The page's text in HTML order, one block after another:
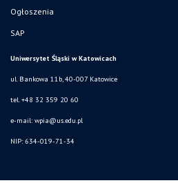
Ogłoszenia
SAP
Uniwersytet Śląski w Katowicach
ul. Bankowa 11b, 40-007 Katowice
tel. +48 32 359 20 60
e-mail: wpia@us.edu.pl
NIP: 634-019-71-34